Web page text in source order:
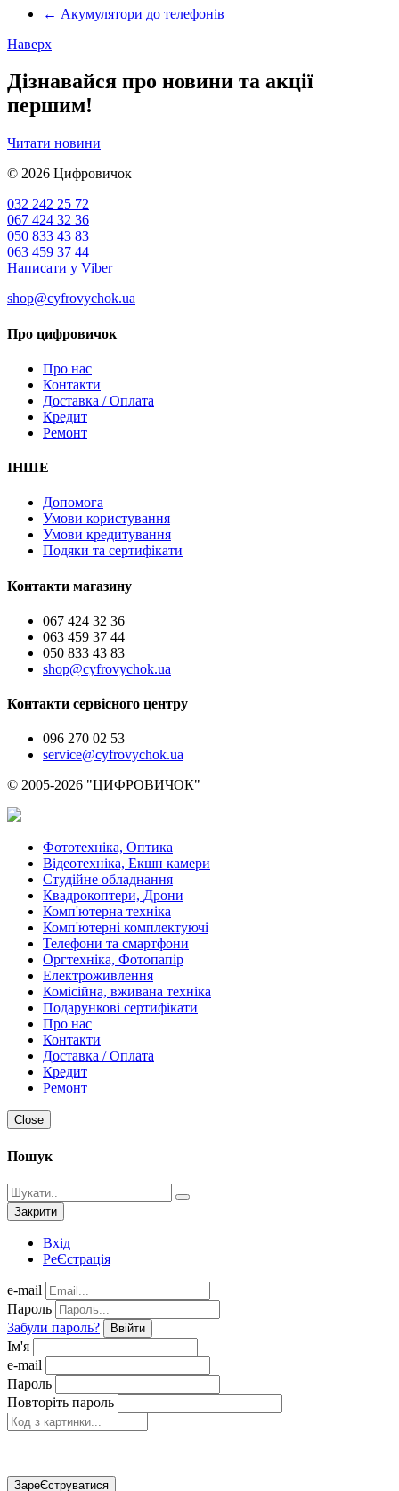
← Акумулятори до телефонів
Наверх
Дізнавайся про новини та акції
першим!
Читати новини
© 2026 Цифровичок
032 242 25 72
067 424 32 36
050 833 43 83
063 459 37 44
Написати у Viber
shop@cyfrovychok.ua
Про цифровичок
Про нас
Контакти
Доставка / Оплата
Кредит
Ремонт
ІНШЕ
Допомога
Умови користування
Умови кредитування
Подяки та сертифікати
Контакти магазину
067 424 32 36
063 459 37 44
050 833 43 83
shop@cyfrovychok.ua
Контакти сервісного центру
096 270 02 53
service@cyfrovychok.ua
© 2005-2026 "ЦИФРОВИЧОК"
Фототехніка, Оптика
Відеотехніка, Екшн камери
Студійне обладнання
Квадрокоптери, Дрони
Комп'ютерна техніка
Комп'ютерні комплектуючі
Телефони та смартфони
Оргтехніка, Фотопапір
Електроживлення
Комісійна, вживана техніка
Подарункові сертифікати
Про нас
Контакти
Доставка / Оплата
Кредит
Ремонт
Close
Пошук
Закрити
Вхід
РеЄстрація
e-mail
Пароль
Забули пароль?
Ввійти
Ім'я
e-mail
Пароль
Повторіть пароль
ЗареЄструватися